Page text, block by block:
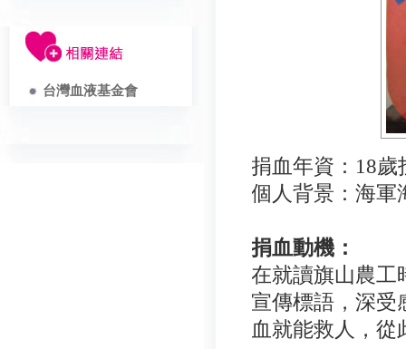
台灣血液基金會
捐血年資： 18歲
個人背景：海
捐血動機：
在就讀旗山農工
宣傳標語，深受
血就能救人，